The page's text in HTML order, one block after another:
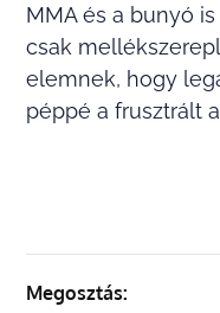
MMA és a bunyó
csak
elemnek, hogy
péppé a frusztrált
Megosztás: